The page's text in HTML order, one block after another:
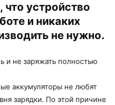
устройство
и никаких
не нужно.
и не заряжать полностью
аккумуляторы не любят
зарядки. По этой причине